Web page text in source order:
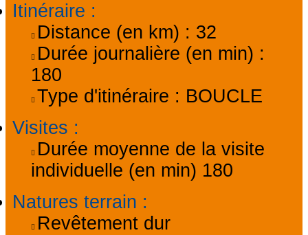
Itinéraire :
Distance (en km) : 32
Durée journalière (en min) :
180
Type d'itinéraire : BOUCLE
Visites :
Durée moyenne de la visite
individuelle (en min) 180
Natures terrain :
Revêtement dur